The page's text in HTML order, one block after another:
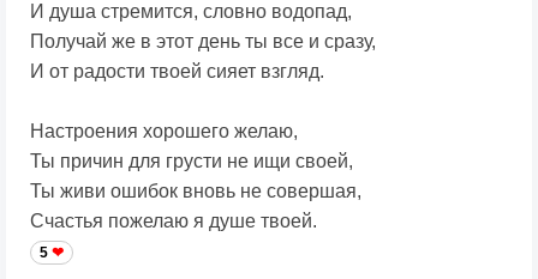
И душа стремится, словно водопад,
Получай же в этот день ты все и сразу,
И от радости твоей сияет взгляд.
Настроения хорошего желаю,
Ты причин для грусти не ищи своей,
Ты живи ошибок вновь не совершая,
Счастья пожелаю я душе твоей.
5